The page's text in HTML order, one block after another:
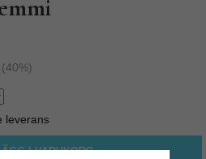
(40%)
leverans
I VARUKORG